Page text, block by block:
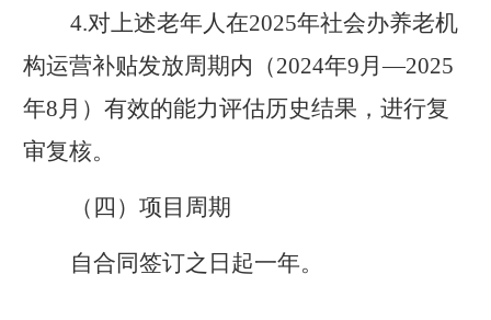
4.对上述老年人在2025年社会办养老机
构运营补贴发放周期内（2024年9月—2025
年8月）有效的能力评估历史结果，进行复
审复核。
（四）项目周期
自合同签订之日起一年。